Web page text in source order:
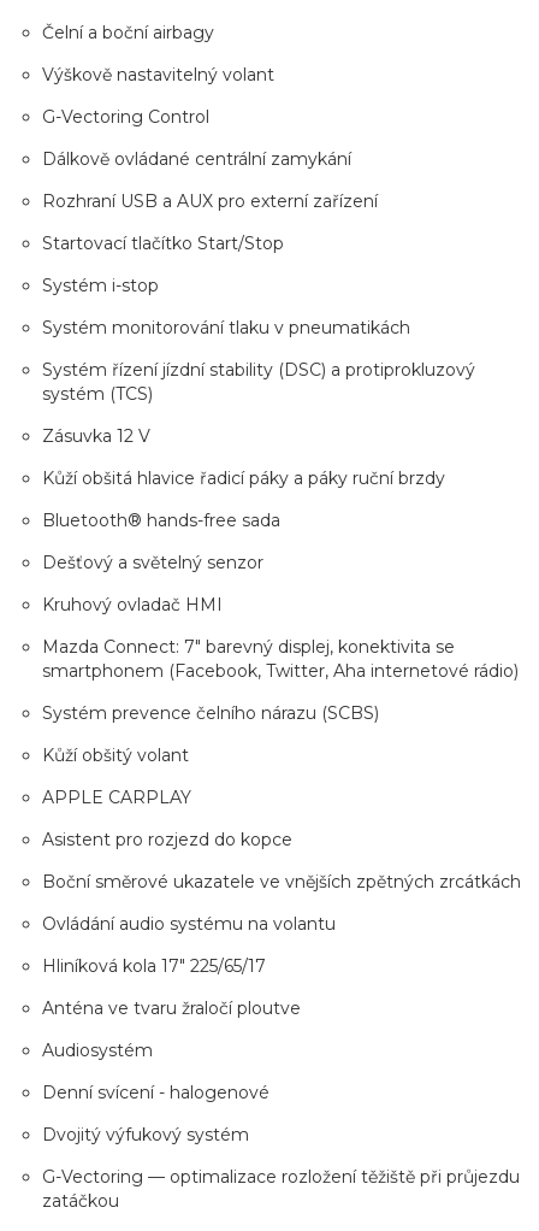
Čelní a boční airbagy
Výškově nastavitelný volant
G-Vectoring Control
Dálkově ovládané centrální zamykání
Rozhraní USB a AUX pro externí zařízení
Startovací tlačítko Start/Stop
Systém i-stop
Systém monitorování tlaku v pneumatikách
Systém řízení jízdní stability (DSC) a protiprokluzový
systém (TCS)
Zásuvka 12 V
Kůží obšitá hlavice řadicí páky a páky ruční brzdy
Bluetooth® hands-free sada
Dešťový a světelný senzor
Kruhový ovladač HMI
Mazda Connect: 7" barevný displej, konektivita se
smartphonem (Facebook, Twitter, Aha internetové rádio)
Systém prevence čelního nárazu (SCBS)
Kůží obšitý volant
APPLE CARPLAY
Asistent pro rozjezd do kopce
Boční směrové ukazatele ve vnějších zpětných zrcátkách
Ovládání audio systému na volantu
Hliníková kola 17" 225/65/17
Anténa ve tvaru žraločí ploutve
Audiosystém
Denní svícení - halogenové
Dvojitý výfukový systém
G-Vectoring — optimalizace rozložení těžiště při průjezdu
zatáčkou